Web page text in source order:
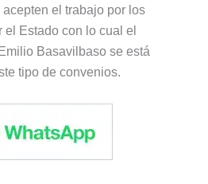
el trabajo por los
Estado con lo cual el
Basavilbaso se está
tipo de convenios.